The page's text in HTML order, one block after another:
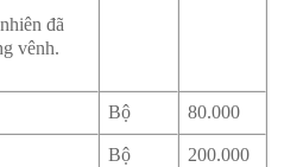
đã
vênh.
Bộ 80.000
Bộ 200.000